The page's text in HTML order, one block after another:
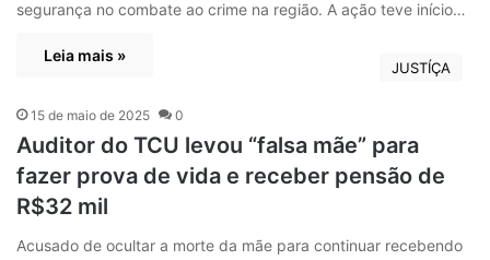
segurança no combate ao crime na região. A ação teve início…
Leia mais »
JUSTÍÇA
15 de maio de 2025 0
Auditor do TCU levou “falsa mãe” para
fazer prova de vida e receber pensão de
R$32 mil
Acusado de ocultar a morte da mãe para continuar recebendo